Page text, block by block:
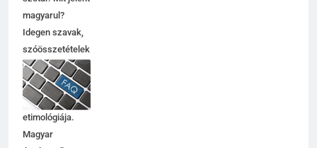
szótár. Mit jelent
magyarul?
Idegen szavak,
szóösszetételek
jelentése,
magyarázata,
használata,
etimológiája.